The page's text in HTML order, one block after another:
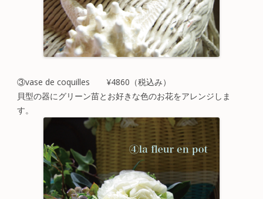
③vase de coquilles ¥4860（税込み）
貝型の器にグリーン苗とお好きな色のお花をアレンジしま
す。